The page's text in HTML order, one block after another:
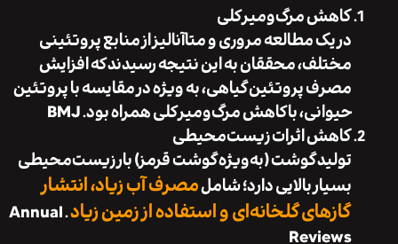
کاهش مرگ‌ومیر کلی
در یک مطالعه مروری و متاآنالیز از منابع پروتئینی
مختلف، محققان به این نتیجه رسیدند که افزایش
مصرف پروتئین گیاهی، به ویژه در مقایسه با پروتئین
حیوانی، با کاهش مرگ‌ومیر کلی همراه بود.BMJ
کاهش اثرات زیست‌محیطی
تولید گوشت (به‌ویژه گوشت قرمز) بار زیست‌محیطی
بسیار بالایی دارد؛ شاملمصرف آب زیاد، انتشار
گازهای گلخانه‌ای و استفاده از زمین زیاد.
Annual
Reviews